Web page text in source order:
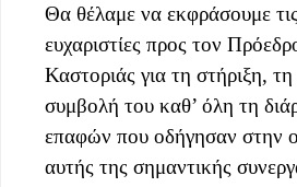
Θα θέλαμε να εκφράσουμε
ευχαριστίες προς τον
Καστοριάς για τη στήριξη,
συμβολή του καθ’ όλη τη
επαφών που οδήγησαν στην
αυτής της σημαντικής